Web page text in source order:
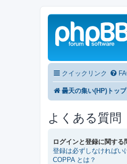
クイックリンク
曇天の集い(HP)トップ
よくある質問
ログインと登録に関する
登録は必ずしなければい
COPPA とは？